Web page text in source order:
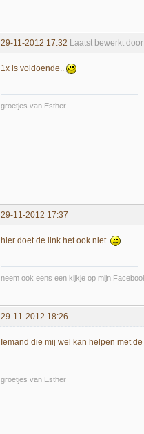
29-11-2012 17:32 Laatst bewerkt
1x is voldoende..
groetjes van Esther
29-11-2012 17:37
hier doet de link het ook niet.
neem ook eens een kijkje op mijn
29-11-2012 18:26
Iemand die mij wel kan helpen met
groetjes van Esther